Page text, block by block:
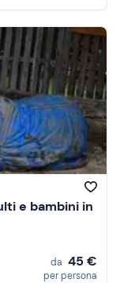
e bambini in
da 45 €
per persona